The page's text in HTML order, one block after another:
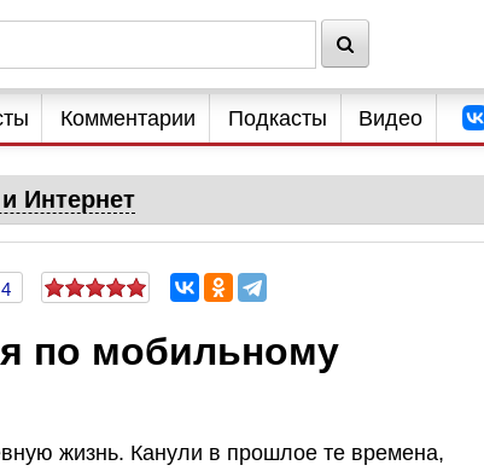
Комментарии Подкасты Видео
Интернет
по мобильному
жизнь. Канули в прошлое те времена,